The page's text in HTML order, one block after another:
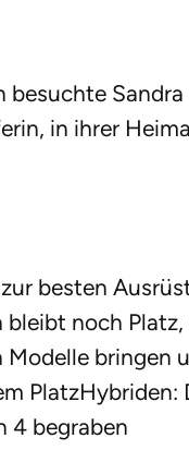
besuchte
in ihrer
besten
bleibt noch
Modelle bringen
PlatzHybriden:
4 begraben